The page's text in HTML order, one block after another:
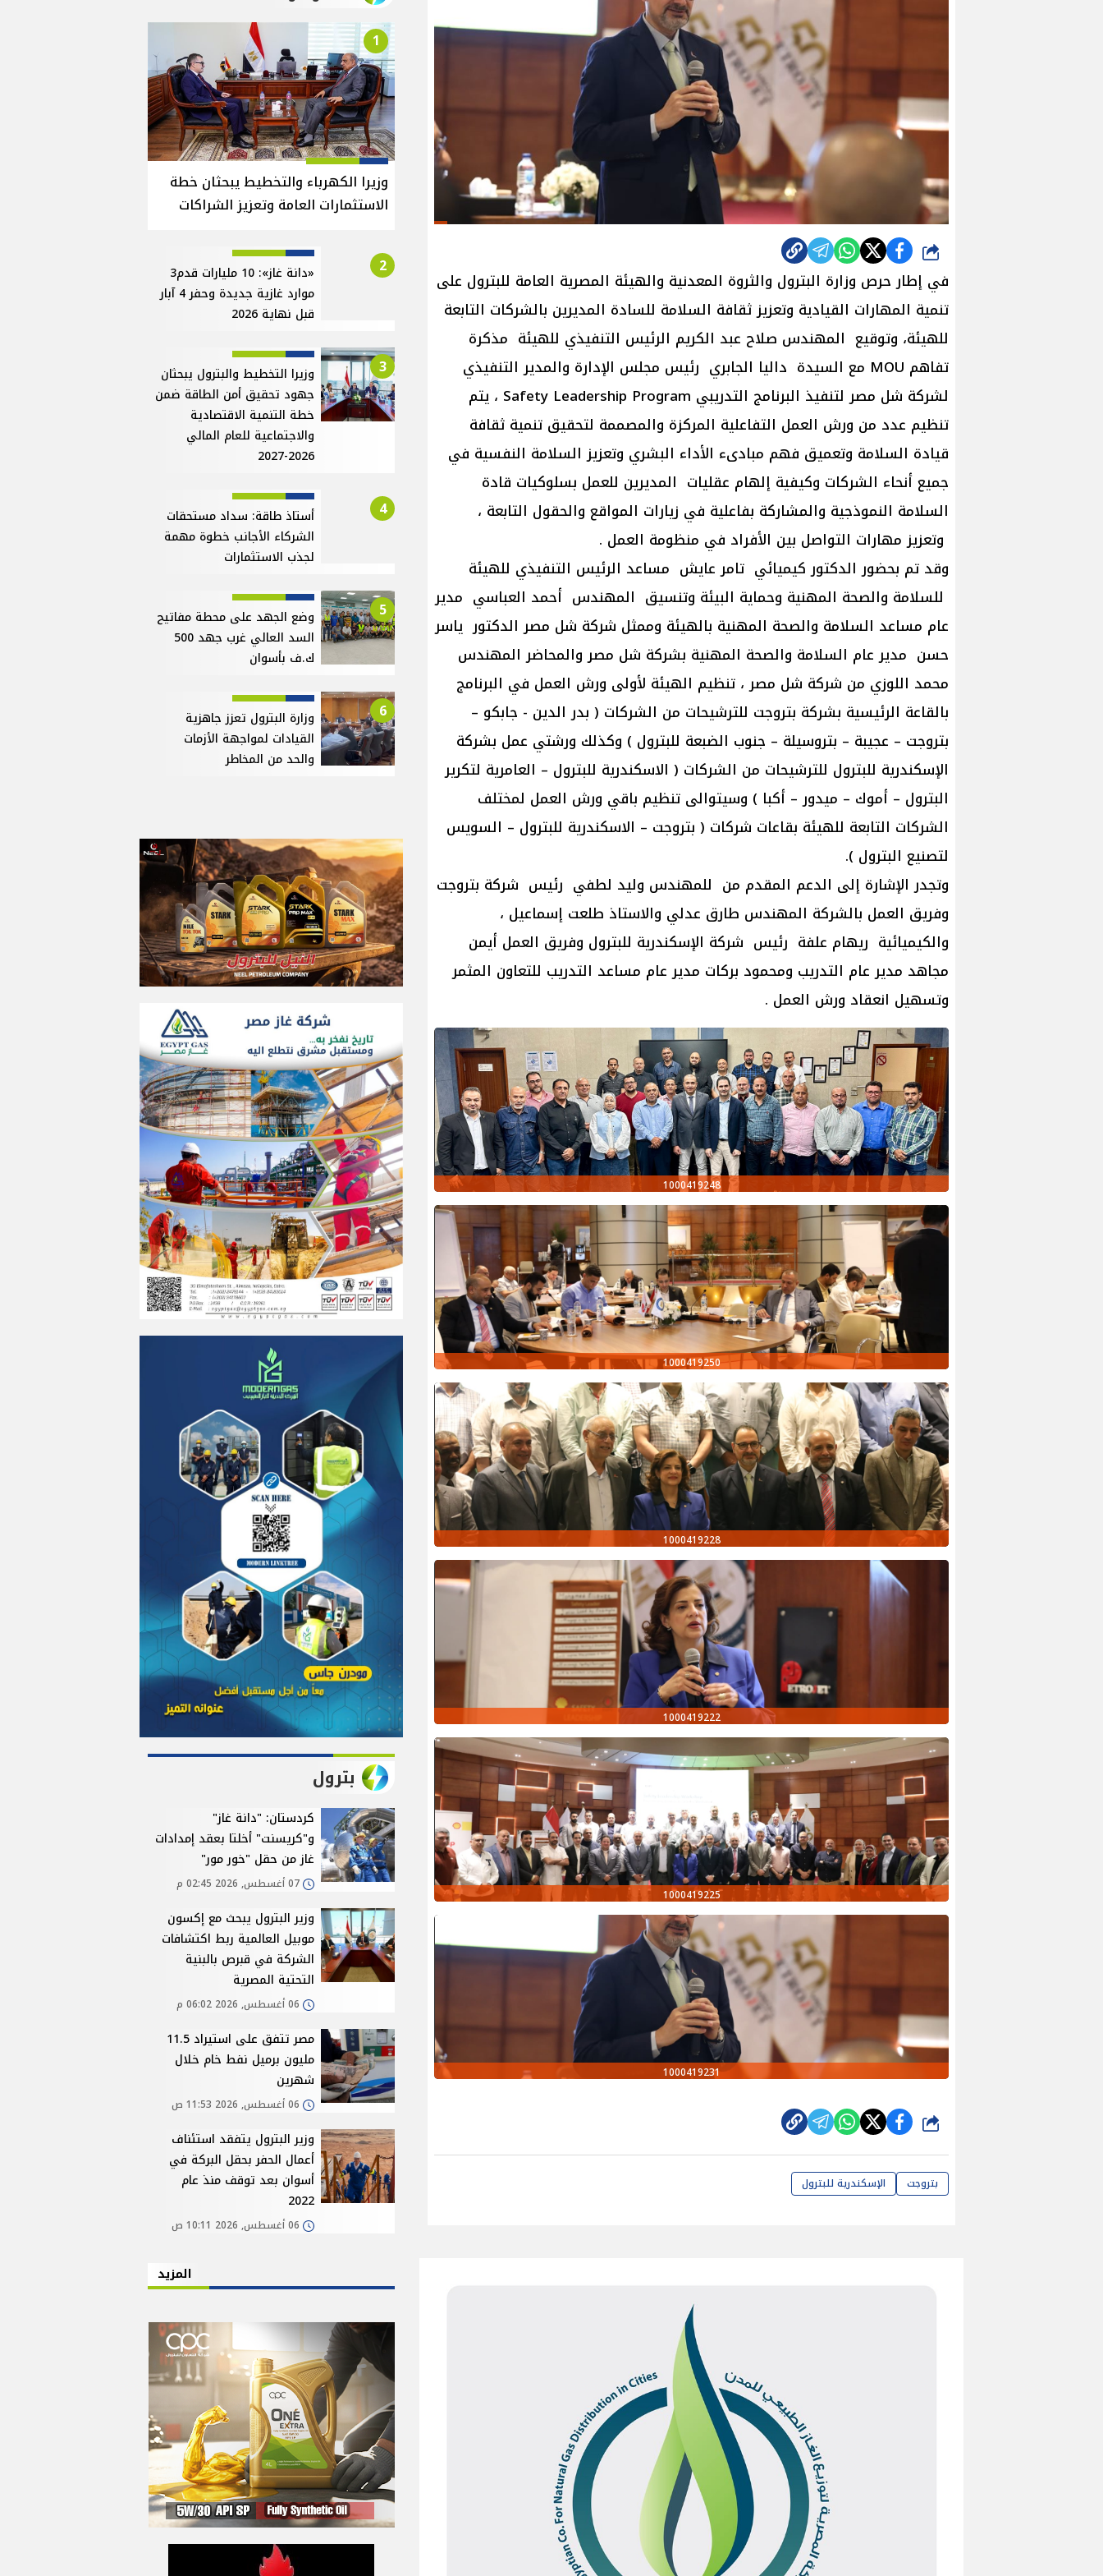
شارك
في إطار حرص وزارة البترول والثروة المعدنية والهيئة المصرية العامة للبترول على
تنمية المهارات القيادية وتعزيز ثقافة السلامة للسادة المديرين بالشركات التابعة
للهيئة، وتوقيع المهندس صلاح عبد الكريم الرئيس التنفيذي للهيئة مذكرة
تفاهم MOU مع السيدة داليا الجابري رئيس مجلس الإدارة والمدير التنفيذي
لشركة شل مصر لتنفيذ البرنامج التدريبي Safety Leadership Program ، يتم
تنظيم عدد من ورش العمل التفاعلية المركزة والمصممة لتحقيق تنمية ثقافة
قيادة السلامة وتعميق فهم مبادىء الأداء البشري وتعزيز السلامة النفسية في
جميع أنحاء الشركات وكيفية إلهام عقليات المديرين للعمل بسلوكيات قادة
السلامة النموذجية والمشاركة بفاعلية في زيارات المواقع والحقول التابعة ،
وتعزيز مهارات التواصل بين الأفراد في منظومة العمل .
وقد تم بحضور الدكتور كيميائي تامر عايش مساعد الرئيس التنفيذي للهيئة
للسلامة والصحة المهنية وحماية البيئة وتنسيق المهندس أحمد العباسي مدير
عام مساعد السلامة والصحة المهنية بالهيئة وممثل شركة شل مصر الدكتور ياسر
حسن مدير عام السلامة والصحة المهنية بشركة شل مصر والمحاضر المهندس
محمد اللوزي من شركة شل مصر ، تنظيم الهيئة لأولى ورش العمل في البرنامج
بالقاعة الرئيسية بشركة بتروجت للترشيحات من الشركات ( بدر الدين - جابكو –
بتروجت – عجيبة – بتروسيلة – جنوب الضبعة للبترول ) وكذلك ورشتي عمل بشركة
الإسكندرية للبترول للترشيحات من الشركات ( الاسكندرية للبترول – العامرية لتكرير
البترول – أموك – ميدور – أكبا ) وسيتوالى تنظيم باقي ورش العمل لمختلف
الشركات التابعة للهيئة بقاعات شركات ( بتروجت – الاسكندرية للبترول – السويس
لتصنيع البترول ).
وتجدر الإشارة إلى الدعم المقدم من للمهندس وليد لطفي رئيس شركة بتروجت
وفريق العمل بالشركة المهندس طارق عدلي والاستاذ طلعت إسماعيل ،
والكيميائية ريهام علفة رئيس شركة الإسكندرية للبترول وفريق العمل أيمن
مجاهد مدير عام التدريب ومحمود بركات مدير عام مساعد التدريب للتعاون المثمر
وتسهيل انعقاد ورش العمل .
1000419248
1000419250
1000419228
1000419222
1000419225
1000419231
شارك
بتروجت الإسكندرية للبترول
1
وزيرا الكهرباء والتخطيط يبحثان خطة
الاستثمارات العامة وتعزيز الشراكات
2
«دانة غاز»: 10 مليارات قدم3
موارد غازية جديدة وحفر 4 آبار
قبل نهاية 2026
3
وزيرا التخطيط والبترول يبحثان
جهود تحقيق أمن الطاقة ضمن
خطة التنمية الاقتصادية
والاجتماعية للعام المالي
2026-2027
4
أستاذ طاقة: سداد مستحقات
الشركاء الأجانب خطوة مهمة
لجذب الاستثمارات
5
وضع الجهد على محطة مفاتيح
السد العالي غرب جهد 500
ك.ف بأسوان
6
وزارة البترول تعزز جاهزية
القيادات لمواجهة الأزمات
والحد من المخاطر
بترول
كردستان: "دانة غاز"
و"كريسنت" أخلتا بعقد إمدادات
غاز من حقل "خور مور"
07 أغسطس, 2026 02:45 م
وزير البترول يبحث مع إكسون
موبيل العالمية ربط اكتشافات
الشركة في قبرص بالبنية
التحتية المصرية
06 أغسطس, 2026 06:02 م
مصر تتفق على استيراد 11.5
مليون برميل نفط خام خلال
شهرين
06 أغسطس, 2026 11:53 ص
وزير البترول يتفقد استئناف
أعمال الحفر بحقل البركة في
أسوان بعد توقف منذ عام
2022
06 أغسطس, 2026 10:11 ص
المزيد